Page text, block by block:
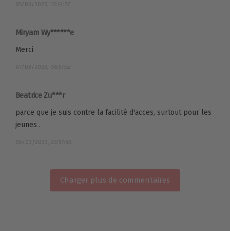
05/03/2023, 13:41:27
Miryam Wy******e
Merci
07/03/2023, 06:57:52
Beatrice Zu***r
parce que je suis contre la facilité d'acces, surtout pour les
jeunes .
06/03/2023, 23:57:46
Charger plus de commentaires